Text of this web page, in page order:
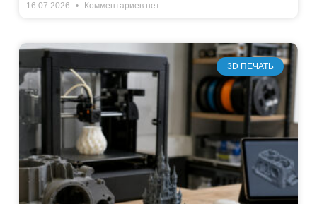
16.07.2026 Комментариев нет
3D ПЕЧАТЬ